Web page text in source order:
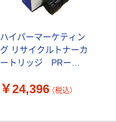
ハイパーマーケティン
グ リサイクルトナーカ
ートリッジ PRー
イプ PR-L8600-12タイ
￥24,396 （税込）